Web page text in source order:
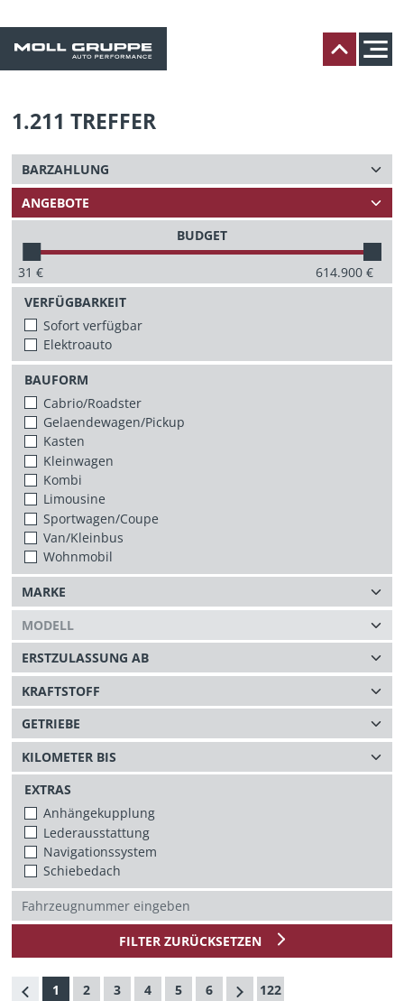
1.211TREFFER
BUDGET
31 € 614.900€
VERFÜGBARKEIT
Sofort verfügbar
Elektroauto
BAUFORM
Cabrio/Roadster
Gelaendewagen/Pickup
Kasten
Kleinwagen
Kombi
Limousine
Sportwagen/Coupe
Van/Kleinbus
Wohnmobil
EXTRAS
Anhängekupplung
Lederausstattung
Navigationssystem
Schiebedach
FILTER ZURÜCKSETZEN
1 2 3 4 5 6 122